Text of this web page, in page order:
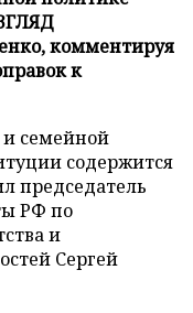
комментируя
к
семейной
содержится
председатель
РФ по
и
Сергей